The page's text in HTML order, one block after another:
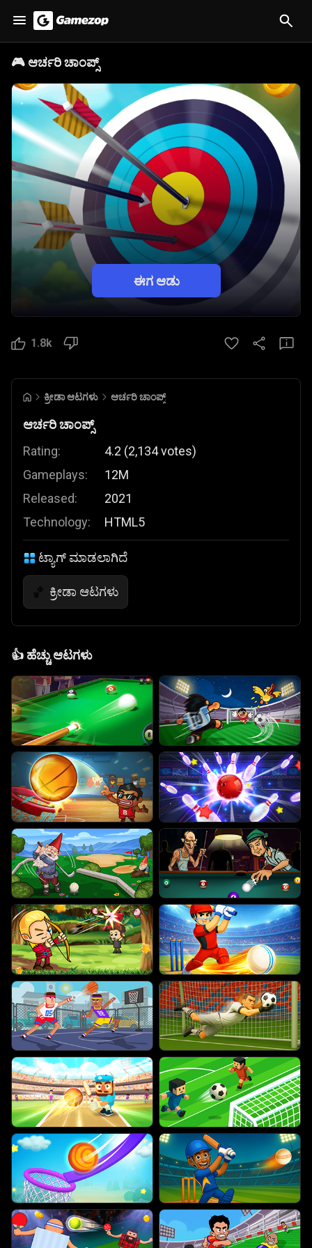
🎮 ಆರ್ಚರಿ ಚಾಂಪ್ಸ್
ಈಗ ಆಡು
1.8k
ಕ್ರೀಡಾ ಆಟಗಳು ಆರ್ಚರಿ ಚಾಂಪ್ಸ್
ಆರ್ಚರಿ ಚಾಂಪ್ಸ್
Rating:
Gameplays:
Released:
Technology:
4.2 (2,134votes)
12M
2021
HTML5
ಟ್ಯಾಗ್ ಮಾಡಲಾಗಿದೆ
🏀 ಕ್ರೀಡಾ ಆಟಗಳು
👍 ಹೆಚ್ಚು ಆಟಗಳು